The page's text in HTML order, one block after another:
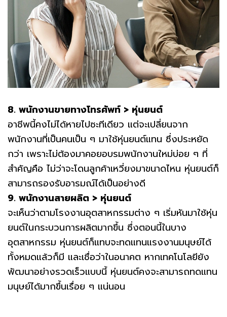
8. พนักงานขายทางโทรศัพท์ > หุ่นยนต์
อาชีพนี้คงไม่ได้หายไปซะทีเดียว แต่จะเปลี่ยนจาก
พนักงานที่เป็นคนเป็น ๆ มาใช้หุ่นยนต์แทน ซึ่งประหยัด
กว่า เพราะไม่ต้องมาคอยอบรมพนักงานใหม่บ่อย ๆ ที่
สำคัญคือ ไม่ว่าจะโดนลูกค้าเหวี่ยงมาขนาดไหน หุ่นยนต์ก็
สามารถรองรับอารมณ์ได้เป็นอย่างดี
9. พนักงานสายผลิต > หุ่นยนต์
จะเห็นว่าตามโรงงานอุตสาหกรรมต่าง ๆ เริ่มหันมาใช้หุ่น
ยนต์ในกระบวนการผลิตมากขึ้น ซึ่งตอนนี้ในบาง
อุตสาหกรรม หุ่นยนต์ก็แทบจะทดแทนแรงงานมนุษย์ได้
ทั้งหมดแล้วก็มี และเชื่อว่าในอนาคต หากเทคโนโลยียัง
พัฒนาอย่างรวดเร็วแบบนี้ หุ่นยนต์คงจะสามารถทดแทน
มนุษย์ได้มากขึ้นเรื่อย ๆ แน่นอน